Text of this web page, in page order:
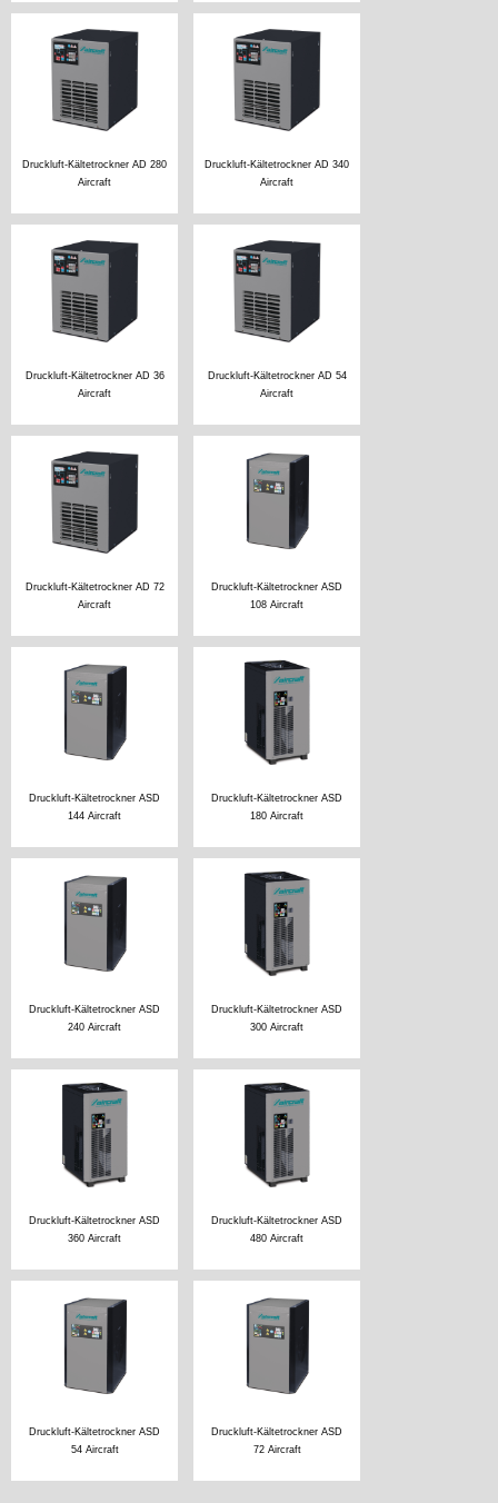
Druckluft-Kältetrockner AD 280
Aircraft
Druckluft-Kältetrockner AD 340
Aircraft
Druckluft-Kältetrockner AD 36
Aircraft
Druckluft-Kältetrockner AD 54
Aircraft
Druckluft-Kältetrockner AD 72
Aircraft
Druckluft-Kältetrockner ASD
108 Aircraft
Druckluft-Kältetrockner ASD
144 Aircraft
Druckluft-Kältetrockner ASD
180 Aircraft
Druckluft-Kältetrockner ASD
240 Aircraft
Druckluft-Kältetrockner ASD
300 Aircraft
Druckluft-Kältetrockner ASD
360 Aircraft
Druckluft-Kältetrockner ASD
480 Aircraft
Druckluft-Kältetrockner ASD
54 Aircraft
Druckluft-Kältetrockner ASD
72 Aircraft